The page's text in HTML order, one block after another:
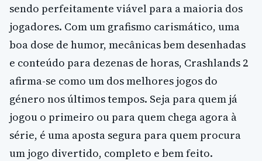
sendo perfeitamente viável para a maioria dos
jogadores. Com um grafismo carismático, uma
boa dose de humor, mecânicas bem desenhadas
e conteúdo para dezenas de horas, Crashlands 2
afirma-se como um dos melhores jogos do
género nos últimos tempos. Seja para quem já
jogou o primeiro ou para quem chega agora à
série, é uma aposta segura para quem procura
um jogo divertido, completo e bem feito.